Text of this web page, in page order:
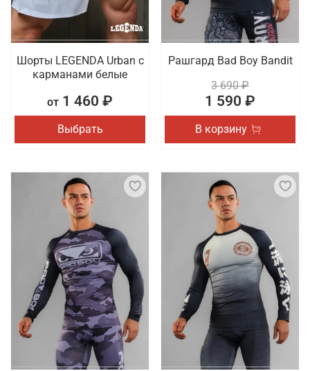
Шорты LEGENDA Urban c
карманами белые
от 1 460 ₽
Выбрать
Рашгард Bad Boy Bandit
3 690 ₽
1 590 ₽
В корзину